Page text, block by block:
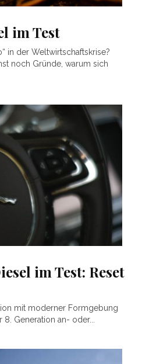
im Test
in der Weltwirtschaftskrise?
noch Gründe, warum sich
im Test: Reset
mit moderner Formgebung
Generation an- oder...